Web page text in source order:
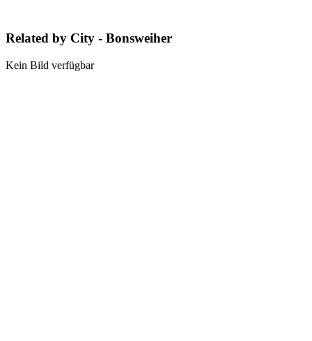
Related by City - Bonsweiher
Kein Bild verfügbar